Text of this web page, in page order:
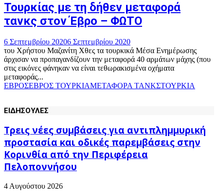
Τουρκίας με τη δήθεν μεταφορά
τανκς στον Έβρο – ΦΩΤΟ
6 Σεπτεμβρίου 20206 Σεπτεμβρίου 2020
του Χρήστου Μαζανίτη Χθες τα τουρκικά Μέσα Ενημέρωσης
άρχισαν να προπαγανδίζουν την μεταφορά 40 αρμάτων μάχης (που
στις εικόνες φάνηκαν να είναι τεθωρακισμένα οχήματα
μεταφοράς...
ΕΒΡΟΣΕΒΡΟΣ ΤΟΥΡΚΙΑΜΕΤΑΦΟΡΑ ΤΑΝΚΣΤΟΥΡΚΙΑ
ΕΙΔΗΣΟΥΛΕΣ
Τρεις νέες συμβάσεις για αντιπλημμυρική
προστασία και οδικές παρεμβάσεις στην
Κορινθία από την Περιφέρεια
Πελοποννήσου
4 Αυγούστου 2026